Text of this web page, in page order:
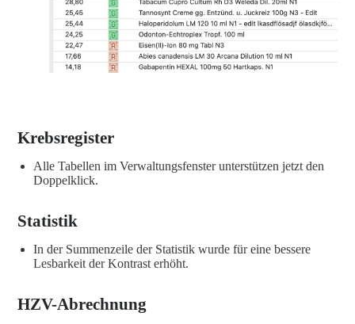
Krebsregister
Alle Tabellen im Verwaltungsfenster unterstützen jetzt den
Doppelklick.
Statistik
In der Summenzeile der Statistik wurde für eine bessere
Lesbarkeit der Kontrast erhöht.
HZV-Abrechnung